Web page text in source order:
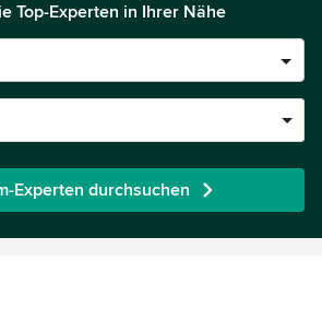
Top-Experten in Ihrer Nähe
Experten durchsuchen